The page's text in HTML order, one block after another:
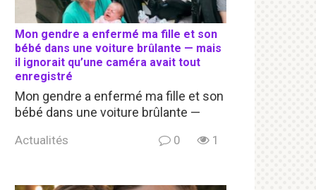
Mon gendre a enfermé ma fille et son
bébé dans une voiture brûlante — mais
il ignorait qu’une caméra avait tout
enregistré
Mon gendre a enfermé ma fille et son
bébé dans une voiture brûlante —
Actualités 0 1